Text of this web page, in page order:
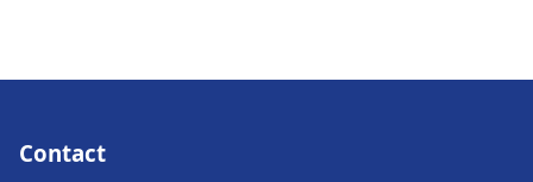
Contact